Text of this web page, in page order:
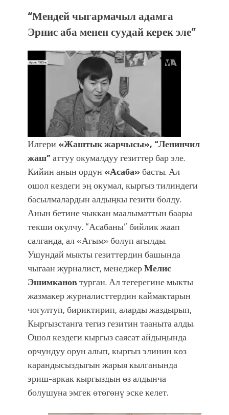
“Мендей чыгармачыл адамга
Эрнис аба менен суудай керек эле”
Илгери «Жаштык жарчысы», “Ленинчил
жаш”аттуу окумалдуу гезиттер бар эле.
Кийин анын ордун «Асаба»басты. Ал
ошол кездеги эң окумал, кыргыз тилиндеги
басылмалардын алдыңкы гезити болду.
Анын бетине чыккан маалыматтын баары
текши окулчу. “Асабаны” бийлик жаап
салганда, ал «Агым» болуп агылды.
Ушундай мыкты гезиттердин башында
чыгаан журналист, менеджерМелис
Эшимкановтурган. Ал тегерегине мыкты
жазмакер журналисттердин каймактарын
чогултуп, бириктирип, аларды жаздырып,
Кыргызстанга тегиз гезитин тааныта алды.
Ошол кездеги кыргыз саясат айдыңында
орчундуу орун алып, кыргыз элинин көз
карандысыздыгын жарыя кылганында
эриш-аркак кыргыздын өз алдынча
болушуна эмгек өтөгөнү эске келет.